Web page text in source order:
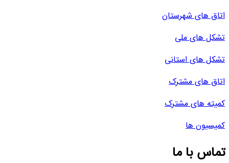
اتاق های شهرستان
تشکل های ملی
تشکل های استانی
اتاق های مشترک
کمیته های مشترک
کمیسیون ها
تماس با ما